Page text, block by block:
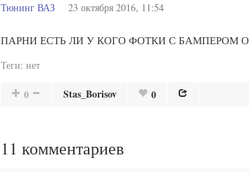
Тюнинг ВАЗ 23 октября 2016, 11:54
ПАРНИ ЕСТЬ ЛИ У КОГО ФОТКИ С БАМПЕРОМ
Теги: нет
0 Stas_Borisov 0
11 комментариев